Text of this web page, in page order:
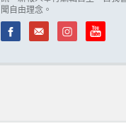
聞自由理念。